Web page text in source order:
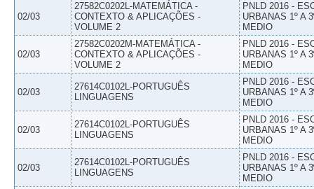
02/03
27582C0202L-MATEMÁTICA -
CONTEXTO & APLICAÇÕES -
VOLUME 2
PNLD 2016 -
URBANAS 1º A
MEDIO
02/03
27582C0202M-MATEMÁTICA -
CONTEXTO & APLICAÇÕES -
VOLUME 2
PNLD 2016 -
URBANAS 1º A
MEDIO
02/03
27614C0102L-PORTUGUÊS
LINGUAGENS
PNLD 2016 -
URBANAS 1º A
MEDIO
02/03
27614C0102L-PORTUGUÊS
LINGUAGENS
PNLD 2016 -
URBANAS 1º A
MEDIO
02/03
27614C0102L-PORTUGUÊS
LINGUAGENS
PNLD 2016 -
URBANAS 1º A
MEDIO